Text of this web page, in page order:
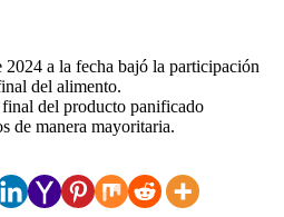
2024 a la fecha bajó la participación
del alimento.
del producto panificado
de manera mayoritaria.